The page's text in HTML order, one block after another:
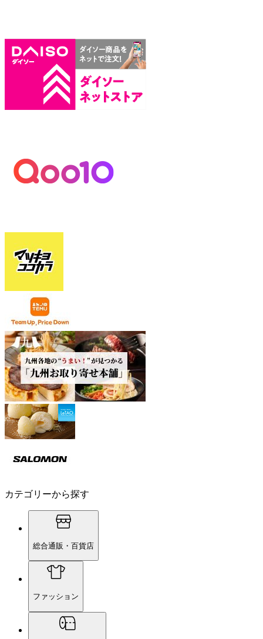
カテゴリーから探す
総合通販・百貨店
ファッション